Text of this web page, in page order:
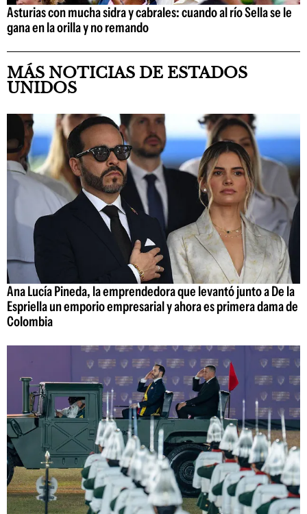
Asturias con mucha sidra y cabrales: cuando al río Sella se le
gana en la orilla y no remando
MÁS NOTICIAS DE ESTADOS
UNIDOS
Ana Lucía Pineda, la emprendedora que levantó junto a De la
Espriella un emporio empresarial y ahora es primera dama de
Colombia